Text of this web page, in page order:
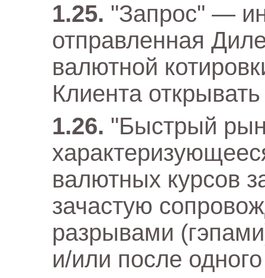
"Запрос" —
отправленная
валютной
Клиента открывать
"Быстрый
валютных курсов
зачастую
разрывами
и/или после